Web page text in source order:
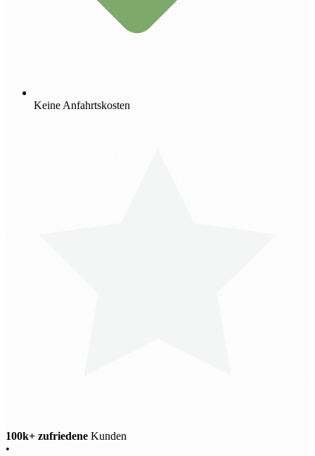
Keine Anfahrtskosten
100k+ zufriedene Kunden
•